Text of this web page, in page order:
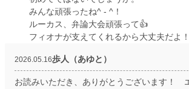
みんな頑張ったね^ - ^！
ルーカス、弁論大会頑張って👍
フィオナが支えてくれるから大丈夫だよ！
2026.05.16歩人（あゆと）
お読みいただき、ありがとうございます！